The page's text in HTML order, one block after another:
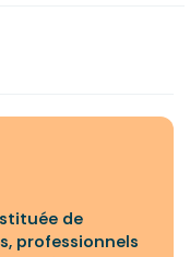
de
professionnels